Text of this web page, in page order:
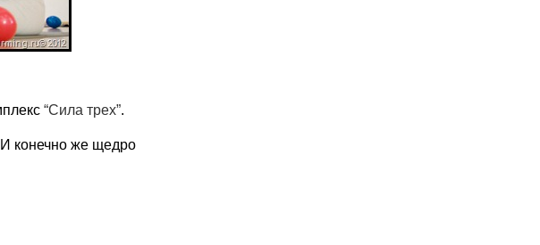
“Сила трех”.
конечно же щедро